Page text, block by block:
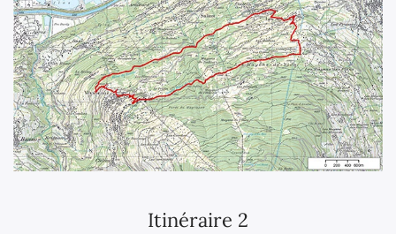
Itinéraire 2